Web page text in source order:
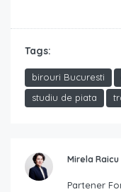
Tags:
birouri Bucuresti
studiu de piata
Mirela Raicu
Partener